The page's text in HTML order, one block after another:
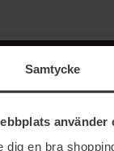
Samtycke
använder
dig en bra